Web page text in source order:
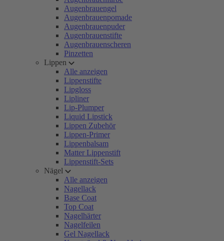
Augenbrauengel
Augenbrauenpomade
Augenbrauenpuder
Augenbrauenstifte
Augenbrauenscheren
Pinzetten
Lippen
Alle anzeigen
Lippenstifte
Lipgloss
Lipliner
Lip-Plumper
Liquid Lipstick
Lippen Zubehör
Lippen-Primer
Lippenbalsam
Matter Lippenstift
Lippenstift-Sets
Nägel
Alle anzeigen
Nagellack
Base Coat
Top Coat
Nagelhärter
Nagelfeilen
Gel Nagellack